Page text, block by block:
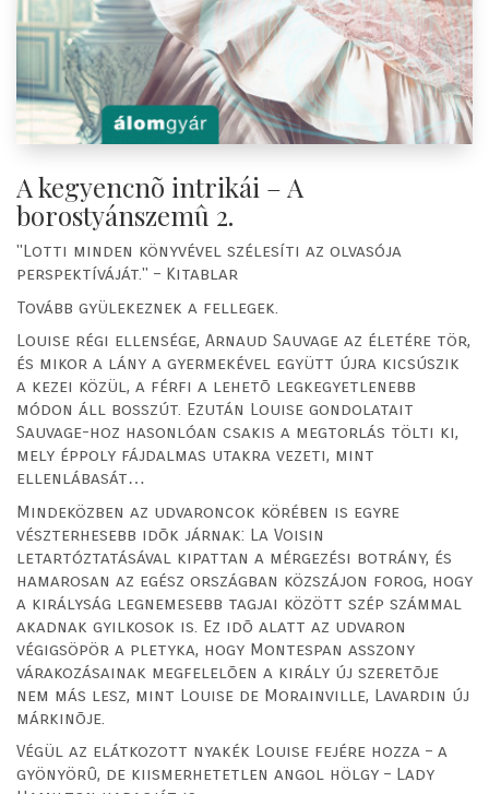
A kegyencnõ intrikái – A
borostyánszemû 2.
"Lotti minden könyvével szélesíti az olvasója
perspektíváját." – Kitablar
Tovább gyülekeznek a fellegek.
Louise régi ellensége, Arnaud Sauvage az életére tör,
és mikor a lány a gyermekével együtt újra kicsúszik
a kezei közül, a férfi a lehetõ legkegyetlenebb
módon áll bosszút. Ezután Louise gondolatait
Sauvage-hoz hasonlóan csakis a megtorlás tölti ki,
mely éppoly fájdalmas utakra vezeti, mint
ellenlábasát…
Mindeközben az udvaroncok körében is egyre
vészterhesebb idõk járnak: La Voisin
letartóztatásával kipattan a mérgezési botrány, és
hamarosan az egész országban közszájon forog, hogy
a királyság legnemesebb tagjai között szép számmal
akadnak gyilkosok is. Ez idõ alatt az udvaron
végigsöpör a pletyka, hogy Montespan asszony
várakozásainak megfelelõen a király új szeretõje
nem más lesz, mint Louise de Morainville, Lavardin új
márkinõje.
Végül az elátkozott nyakék Louise fejére hozza – a
gyönyörû, de kiismerhetetlen angol hölgy – Lady